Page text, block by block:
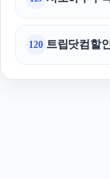
120 트립닷컴할